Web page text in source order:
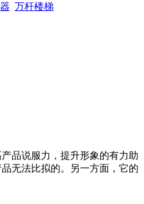
万杆楼梯
品说服力，提升形象的有力助
无法比拟的。另一方面，它的